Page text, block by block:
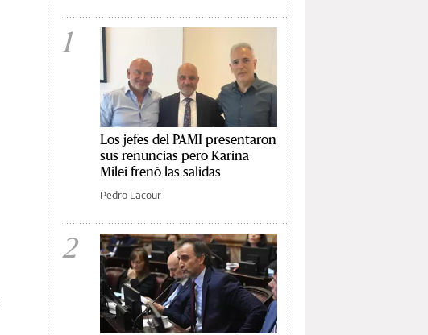
1
Los jefes del PAMI presentaron
sus renuncias pero Karina
Milei frenó las salidas
Pedro Lacour
2